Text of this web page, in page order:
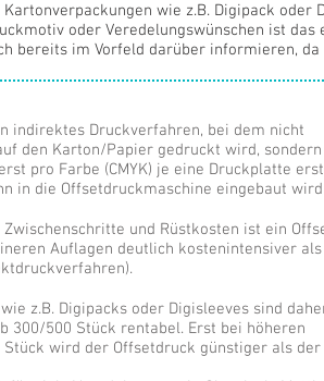
Kartonverpackungen wie z.B. Digipack
oder Veredelungswünschen ist
bereits im Vorfeld darüber informieren,
indirektes Druckverfahren, bei dem nicht
den Karton/Papier gedruckt wird,
pro Farbe (CMYK) je eine Druckplatte
in die Offsetdruckmaschine eingebaut
und Rüstkosten ist ein
Auflagen deutlich kostenintensiver als
z.B. Digipacks oder Digisleeves sind
300/500 Stück rentabel. Erst bei höheren
Stück wird der Offsetdruck günstiger als der